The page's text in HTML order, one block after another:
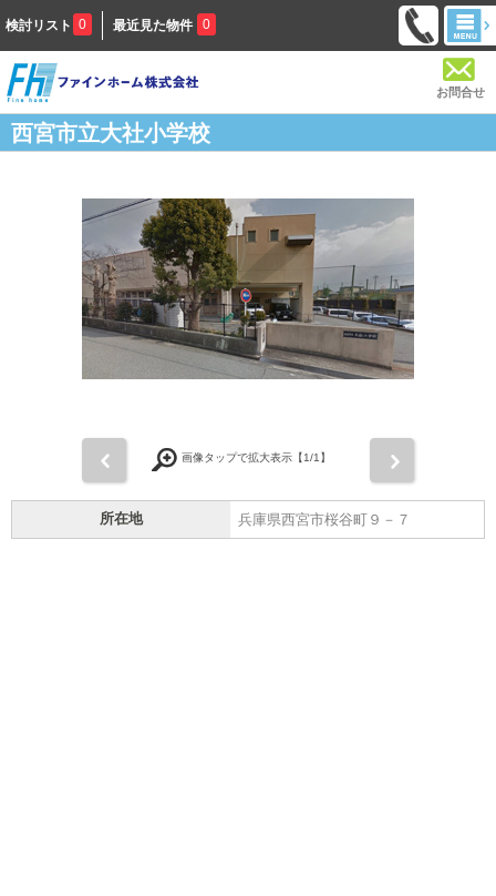
検討リスト 0 最近見た物件 0
お問合せ
西宮市立大社小学校
画像タップで拡大表示【1/1】
所在地 兵庫県西宮市桜谷町９－７